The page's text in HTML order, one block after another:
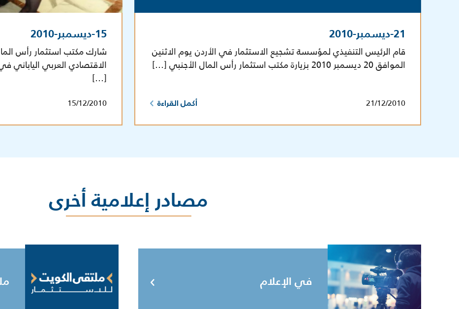
21-ديسمبر-2010
قام الرئيس التنفيذي لمؤسسة تشجيع الاستثمار في الأردن يوم الاثنين
الموافق 20 ديسمبر 2010 بزيارة مكتب استثمار رأس المال الأجنبي […]
21/12/2010 أكمل القراءة
15-ديسمبر-2010
شارك مكتب استثمار رأس
[…]
15/12/2010
مصادر إعلامية أخرى
في الإعلام